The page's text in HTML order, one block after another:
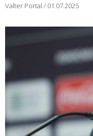
Valter Portal 01.07.2025